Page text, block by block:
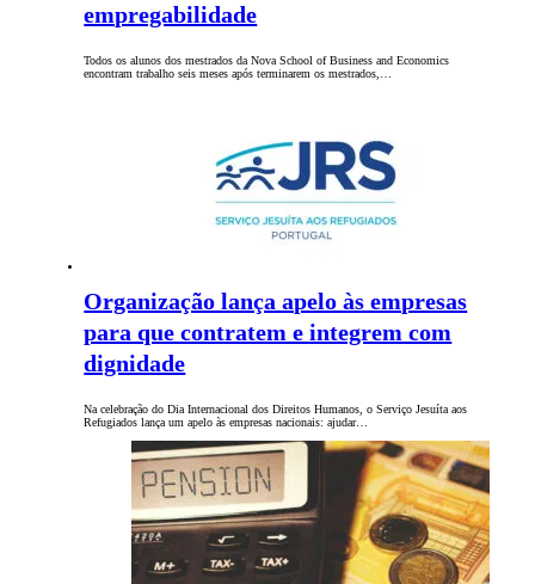
empregabilidade
Todos os alunos dos mestrados da Nova School of Business and Economics
encontram trabalho seis meses após terminarem os mestrados,…
Organização lança apelo às empresas
para que contratem e integrem com
dignidade
Na celebração do Dia Internacional dos Direitos Humanos, o Serviço Jesuíta aos
Refugiados lança um apelo às empresas nacionais: ajudar…